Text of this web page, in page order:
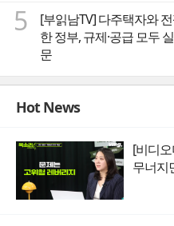
5
[부읽남TV] 다주택자와
한 정부, 규제·공급 모두
문
Hot News
[비디
무너지